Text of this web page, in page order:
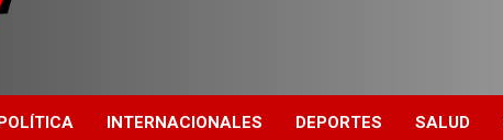
INTERNACIONALES DEPORTES SALUD